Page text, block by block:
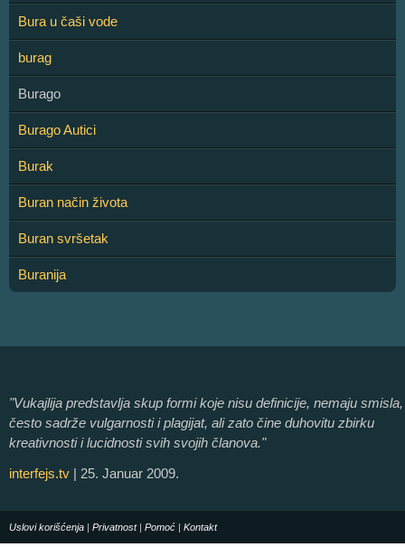
Bura u čaši vode
burag
Burago
Burago Autici
Burak
Buran način života
Buran svršetak
Buranija
"Vukajlija predstavlja skup formi koje nisu definicije, nemaju smisla,
često sadrže vulgarnosti i plagijat, ali zato čine duhovitu zbirku
kreativnosti i lucidnosti svih svojih članova."
interfejs.tv | 25. Januar 2009.
Uslovi korišćenja | Privatnost| Pomoć | Kontakt